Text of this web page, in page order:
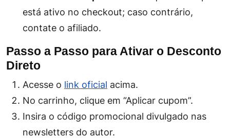
está ativo no checkout; caso contrário,
contate o afiliado.
Passo a Passo para Ativar o Desconto
Direto
Acesse o link oficial acima.
No carrinho, clique em “Aplicar cupom”.
Insira o código promocional divulgado nas
newsletters do autor.